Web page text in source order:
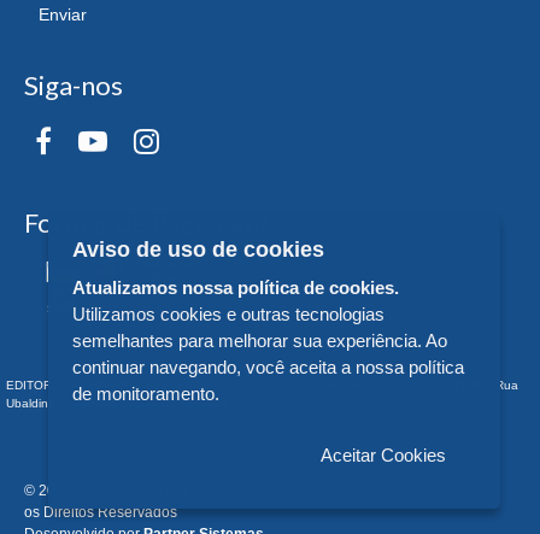
Enviar
Siga-nos
Formas de Pagamento
EDITORA DA UNIVERSIDADE FEDERAL DO PARANÁ - CNPJ n° 75.095.679/0011-10 - Rua
Ubaldino do Amaral, 321 - Alto da Glória - - PR
© 2026 EDITORA DA UNIVERSIDADE FEDERAL DO PARANÁ - Todos
os Direitos Reservados
Aviso de uso de cookies
Atualizamos nossa política de cookies.
Utilizamos cookies e outras tecnologias
semelhantes para melhorar sua experiência. Ao
continuar navegando, você aceita a nossa política
de monitoramento.
Aceitar Cookies